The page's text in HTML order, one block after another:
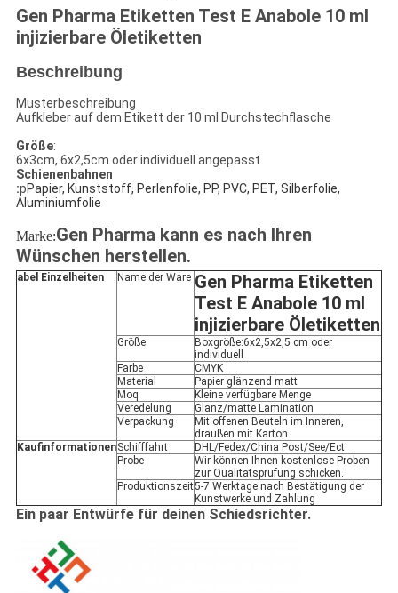
Gen Pharma Etiketten Test E Anabole 10 ml
injizierbare Öletiketten
Beschreibung
Musterbeschreibung
Aufkleber auf dem Etikett der 10 ml Durchstechflasche
Größe:
6x3cm, 6x2,5cm oder individuell angepasst
Schienenbahnen
:pPapier, Kunststoff, Perlenfolie, PP, PVC, PET, Silberfolie,
Aluminiumfolie
Marke:Gen Pharma kann es nach Ihren
Wünschen herstellen.
abel Einzelheiten Name der Ware Gen Pharma Etiketten
Test E Anabole 10 ml
injizierbare Öletiketten
Größe
Boxgröße:6x2,5x2,5 cm oder
individuell
Farbe
CMYK
Material
Papier glänzend matt
Moq
Kleine verfügbare Menge
Veredelung
Glanz/matte Lamination
Verpackung
Mit offenen Beuteln im Inneren,
draußen mit Karton.
KaufinformationenSchifffahrt
DHL/Fedex/China Post/See/Ect
Probe
Wir können Ihnen kostenlose Proben
zur Qualitätsprüfung schicken.
Produktionszeit5-7 Werktage nach Bestätigung der
Kunstwerke und Zahlung
Ein paar Entwürfe für deinen Schiedsrichter.